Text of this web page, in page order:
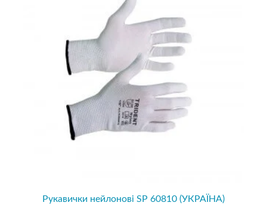
Рукавички нейлонові SP 60810 (УКРАЇНА)